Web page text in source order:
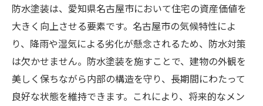
防水塗装は、愛知県名古屋市において住宅の資産価値を
大きく向上させる要素です。名古屋市の気候特性によ
り、降雨や湿気による劣化が懸念されるため、防水対策
は欠かせません。防水塗装を施すことで、建物の外観を
美しく保ちながら内部の構造を守り、長期間にわたって
良好な状態を維持できます。これにより、将来的なメン